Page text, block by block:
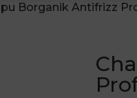
Borganik Antifrizz